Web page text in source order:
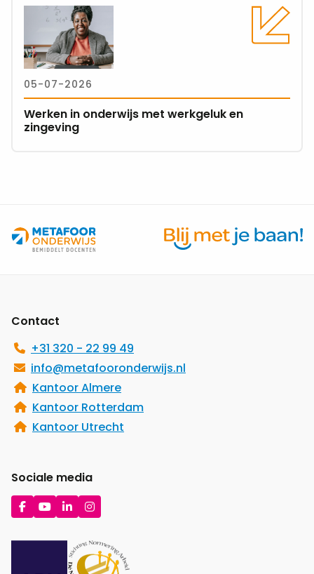
05-07-2026
Werken in onderwijs met werkgeluk en
zingeving
Werken
onderwijs
met
werkgeluk
en
Contact
+31 320 - 22 99 49
info@metafooronderwijs.nl
Kantoor Almere
Kantoor Rotterdam
Kantoor Utrecht
Sociale media
Ga
naar
Ga
naar
Ga
naar
Ga
naar